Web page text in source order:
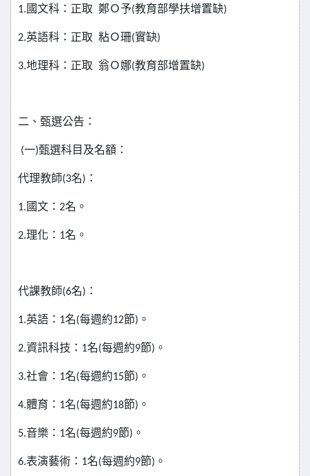
1. 國文科：正取 鄭Ｏ予(教育部學扶增置缺)
2.英語科：正取 粘Ｏ珊(實缺)
3.地理科：正取 翁Ｏ娜(教育部增置缺)
二、甄選公告：
(一)甄選科目及名額：
代理教師(3名)：
1. 國文：2名。
2.理化：1名。
代課教師(6名)：
1.英語：1名(每週約12節)。
2.資訊科技：1名(每週約9節)。
3.社會：1名(每週約15節)。
4.體育：1名(每週約18節)。
5.音樂：1名(每週約9節)。
6.表演藝術：1名(每週約9節)。